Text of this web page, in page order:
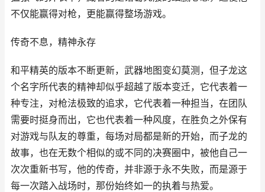
不仅能赢得对枪，更能赢得整场游戏。
传奇不息，精神永存
和平精英的版本不断更新，武器地图变幻莫测，但子龙这
个名字所代表的精神却似乎超越了版本变迁，它代表着一
种专注，对枪法极致的追求，它代表着一种担当，在团队
需要时挺身而出，它也代表着一种风度，在胜负之外保有
对游戏与队友的尊重，每场对局都是新的开始，而子龙的
故事，也在无数个相似的或不同的决赛圈中，被他自己一
次次重新书写，他的传奇，并非源于永不失败，而是源于
每一次踏入战场时，那份始终如一的执着与热爱。